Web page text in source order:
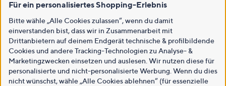
Für ein personalisiertes Shopping-Erlebnis
Bitte wähle „Alle Cookies zulassen“, wenn du damit
einverstanden bist, dass wir in Zusammenarbeit mit
Drittanbietern auf deinem Endgerät technische & profilbildende
Cookies und andere Tracking-Technologien zu Analyse- &
Marketingzwecken einsetzen und auslesen. Wir nutzen diese für
personalisierte und nicht-personalisierte Werbung. Wenn du dies
nicht wünschst, wähle „Alle Cookies ablehnen“ (für essenzielle